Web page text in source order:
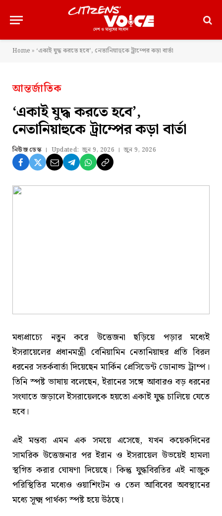
Home » ‘একাই যুদ্ধ করতে হবে’, নেতানিয়াহুকে ট্রাম্পের কড়া বার্তা
আন্তর্জাতিক
‘একাই যুদ্ধ করতে হবে’,
নেতানিয়াহুকে ট্রাম্পের কড়া বার্তা
নিউজ ডেস্ক Updated: জুন 9, 2026 জুন 9, 2026
মধ্যপ্রাচ্যে নতুন করে উত্তেজনা ছড়িয়ে পড়ার মধ্যেই
ইসরায়েলের প্রধানমন্ত্রী বেনিয়ামিন নেতানিয়াহুর প্রতি বিরল
ধরনের সতর্কবার্তা দিয়েছেন মার্কিন প্রেসিডেন্ট ডোনাল্ড ট্রাম্প।
তিনি স্পষ্ট ভাষায় বলেছেন, ইরানের সঙ্গে আবারও বড় ধরনের
সংঘাতে জড়ালে ইসরায়েলকে হয়তো একাই যুদ্ধ চালিয়ে যেতে
হবে।
এই মন্তব্য এমন এক সময়ে এসেছে, যখন কয়েকদিনের
সামরিক উত্তেজনার পর ইরান ও ইসরায়েল উভয়েই হামলা
স্থগিত করার ঘোষণা দিয়েছে। কিন্তু যুদ্ধবিরতির এই নাজুক
পরিস্থিতির মধ্যেও ওয়াশিংটন ও তেল আবিবের অবস্থানের
মধ্যে সূক্ষ্ম পার্থক্য স্পষ্ট হয়ে উঠছে।